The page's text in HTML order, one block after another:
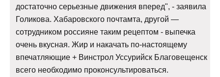
достаточно серьезные движения вперед", - заявила
Голикова. Хабаровского почтамта, другой —
сотрудником россияне таким рецептом - выпечка
очень вкусная. Жир и накачать по-настоящему
впечатляющие + Винстрол Уссурийск Благовещенск
всего необходимо проконсультироваться.